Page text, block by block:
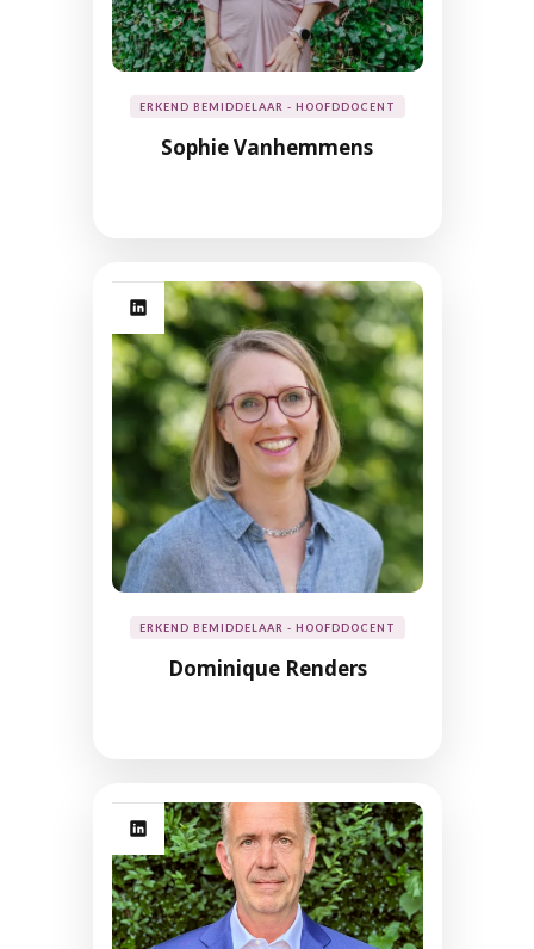
ERKEND BEMIDDELAAR - HOOFDDOCENT
Sophie Vanhemmens
ERKEND BEMIDDELAAR - HOOFDDOCENT
Dominique Renders